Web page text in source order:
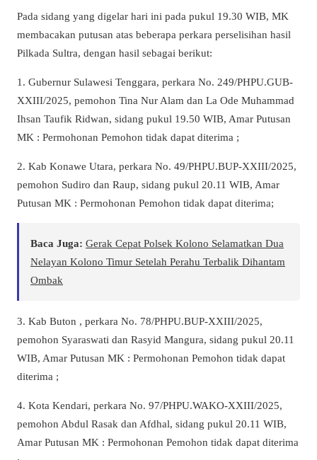
Pada sidang yang digelar hari ini pada pukul 19.30 WIB, MK
membacakan putusan atas beberapa perkara perselisihan hasil
Pilkada Sultra, dengan hasil sebagai berikut:
1. Gubernur Sulawesi Tenggara, perkara No. 249/PHPU.GUB-
XXIII/2025, pemohon Tina Nur Alam dan La Ode Muhammad
Ihsan Taufik Ridwan, sidang pukul 19.50 WIB, Amar Putusan
MK : Permohonan Pemohon tidak dapat diterima ;
2. Kab Konawe Utara, perkara No. 49/PHPU.BUP-XXIII/2025,
pemohon Sudiro dan Raup, sidang pukul 20.11 WIB, Amar
Putusan MK : Permohonan Pemohon tidak dapat diterima;
Baca Juga: Gerak Cepat Polsek Kolono Selamatkan Dua
Nelayan Kolono Timur Setelah Perahu Terbalik Dihantam
Ombak
3. Kab Buton , perkara No. 78/PHPU.BUP-XXIII/2025,
pemohon Syaraswati dan Rasyid Mangura, sidang pukul 20.11
WIB, Amar Putusan MK : Permohonan Pemohon tidak dapat
diterima ;
4. Kota Kendari, perkara No. 97/PHPU.WAKO-XXIII/2025,
pemohon Abdul Rasak dan Afdhal, sidang pukul 20.11 WIB,
Amar Putusan MK : Permohonan Pemohon tidak dapat diterima